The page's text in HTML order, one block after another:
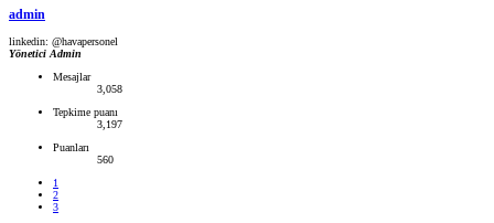
admin
linkedin: @havapersonel
Yönetici Admin
Mesajlar
3,058
Tepkime puanı
3,197
Puanları
560
1
2
3